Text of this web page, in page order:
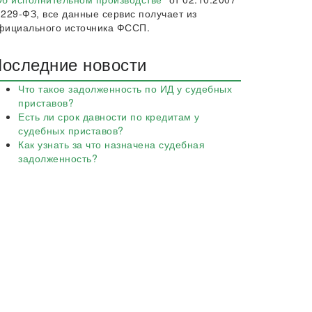
ФЗ, все данные сервис получает из
источника ФССП.
новости
Что такое задолженность по ИД у судебных
приставов?
Есть ли срок давности по кредитам у
судебных приставов?
Как узнать за что назначена судебная
задолженность?